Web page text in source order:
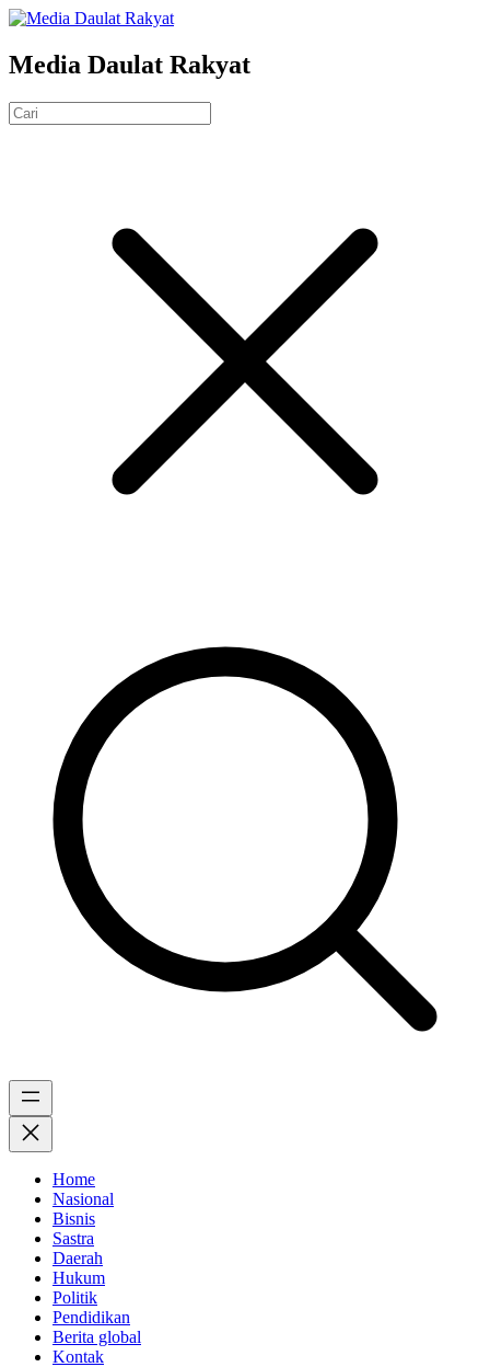
Media Daulat Rakyat
Home
Nasional
Bisnis
Sastra
Daerah
Hukum
Politik
Pendidikan
Berita global
Kontak